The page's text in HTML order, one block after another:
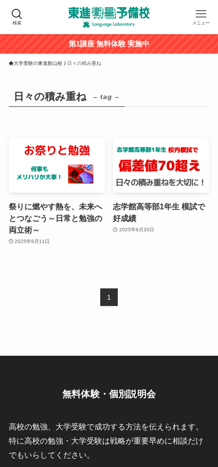
検索 メニュー
第1講座 無料体験 実施中
大学受験の東進館山校 日々の積み重ね
日々の積み重ね – tag –
祭りに燃やす熱を、未来へ
とつなごう～日常と勉強の
両立術～
2025年9月11日
志学館高等部1年生 模試で
好成績
2025年8月20日
1
無料体験・個別説明会
高校の勉強、大学受験で成功する方法を伝えられます。
特に高校の勉強・大学受験は戦略が重要早めに相談だけ
でもいらしてください。